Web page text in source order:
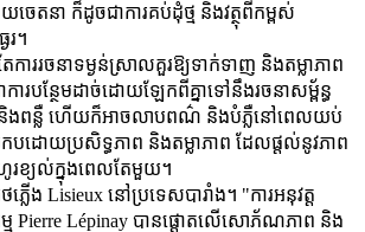
េតនា ក៏ដូចជាការគប់ដុំថ្ម និងវត្ថុពីកម្ពស់
រ។
ាររចនាទម្ងន់ស្រាលគួរឱ្យទាក់ទាញ និងតម្លាភាព
ន្ថែមដាច់ដោយឡែកពីគ្នាទៅនឹងរចនាសម្ព័ន្ធ
និងពន្លឺ ហើយក៏អាចលាបពណ៌ និងបំភ្លឺនៅពេលយប់
កបដោយប្រសិទ្ធភាព និងតម្លាភាព ដែលផ្តល់នូវភាព
ខ្យល់ក្នុងពេលតែមួយ។
ើង Lisieux នៅប្រទេសបារាំង។ "ការអនុវត្ត
កម្ម Pierre Lépinay បានផ្តោតលើសោភ័ណភាព និង